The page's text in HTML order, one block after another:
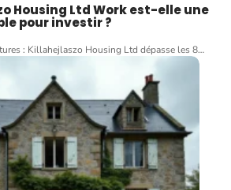
Housing Ltd Work est-elle une
pour investir ?
: Killahejlaszo Housing Ltd dépasse les 8…